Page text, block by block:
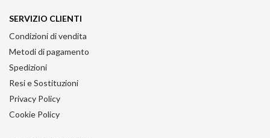
SERVIZIO CLIENTI
Condizioni di vendita
Metodi di pagamento
Spedizioni
Resi e Sostituzioni
Privacy Policy
Cookie Policy